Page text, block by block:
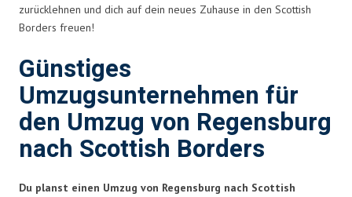
zurücklehnen und dich auf dein neues Zuhause in den Scottish
Borders freuen!
Günstiges
Umzugsunternehmen für
den Umzug von Regensburg
nach Scottish Borders
Du planst einen Umzug von Regensburg nach Scottish